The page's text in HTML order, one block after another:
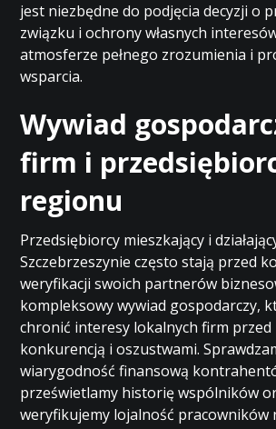
jest niezbędne do podjęcia decyzji o
związku i ochrony własnych
atmosferze pełnego zrozumienia i
wsparcia.
Wywiad
firm i
regionu
Przedsiębiorcy mieszkający i
Szczebrzeszynie często stają przed
weryfikacji swoich partnerów
kompleksowy wywiad gospodarczy,
chronić interesy lokalnych firm przed
konkurencją i oszustwami.
wiarygodność finansową
prześwietlamy historię wspólników
weryfikujemy lojalność pracowników